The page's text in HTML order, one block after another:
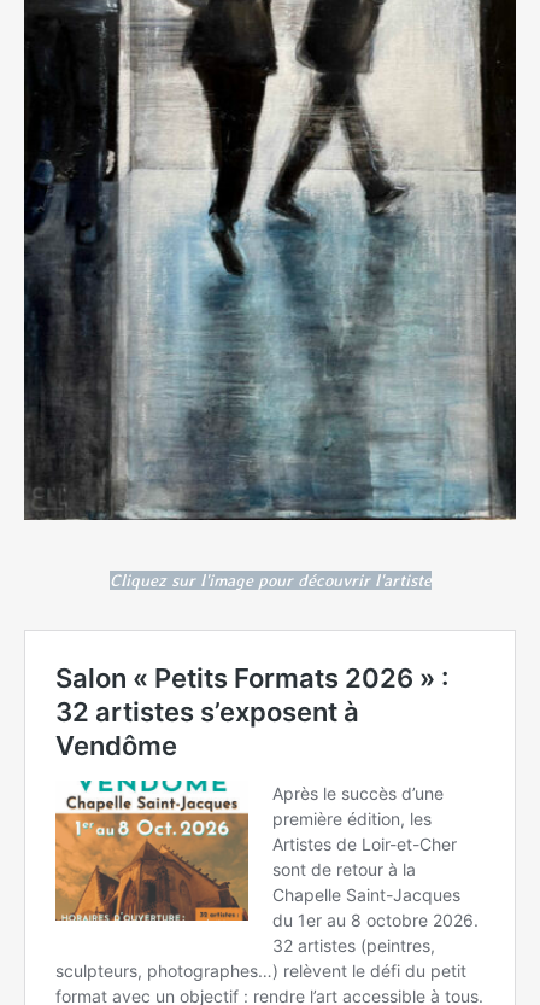
Cliquez sur l'image pour découvrir l'artiste